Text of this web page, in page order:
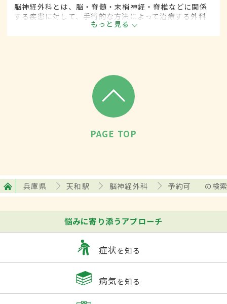
脳神経外科とは、脳・脊髄・末梢神経・脊椎などに関係
する疾患に対して、手術的な方法によって治療する外科
もっと見る
PAGE TOP
兵庫県 天和駅 脳神経外科 予約可 の検
悩みに寄り添うアプローチ
症状を知る
病気を知る